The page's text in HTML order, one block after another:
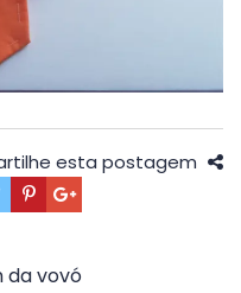
esta postagem
da vovó